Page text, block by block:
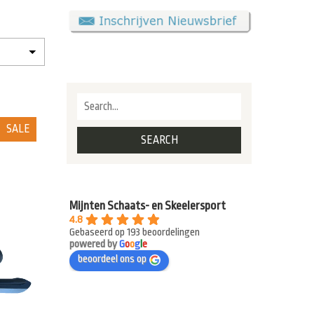
SALE
Mijnten Schaats- en Skeelersport
4.8
Gebaseerd op 193 beoordelingen
powered byGoogle
beoordeel ons op